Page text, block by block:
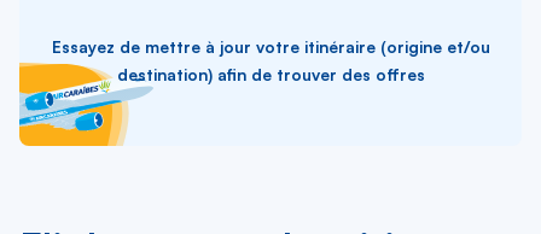
Essayez de mettre à jour votre itinéraire (origine et/ou
destination) afin de trouver des offres